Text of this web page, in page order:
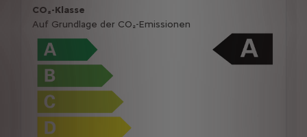
CO₂-Klasse
Auf Grundlage der CO₂-Emissionen